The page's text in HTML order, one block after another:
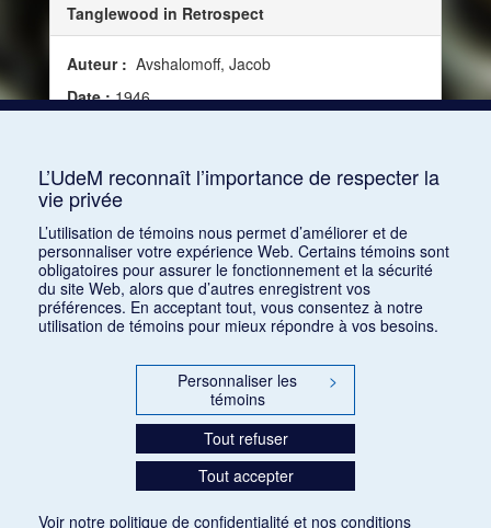
Tanglewood in Retrospect
Auteur : Avshalomoff, Jacob
Date :1946
L’UdeM reconnaît l’importance de respecter la
vie privée
L’utilisation de témoins nous permet d’améliorer et de
personnaliser votre expérience Web. Certains témoins sont
obligatoires pour assurer le fonctionnement et la sécurité
du site Web, alors que d’autres enregistrent vos
préférences. En acceptant tout, vous consentez à notre
utilisation de témoins pour mieux répondre à vos besoins.
Personnaliser les
témoins
>
Tout refuser
Tout accepter
Voir notre politique de confidentialité et nos conditions